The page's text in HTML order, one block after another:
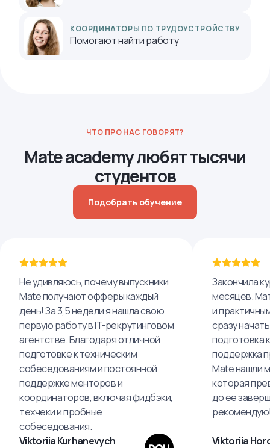
КООРДИНАТОРЫ ПО ТРУДОУСТРОЙСТВУ
Помогают найти работу
ЧТО ПРО НАС ГОВОРЯТ?
Mate academy любят тысячи
студентов
Подобрать обучение
Не удивляюсь, почему выпускники
Mate получают офферы каждый
день! За 3,5 недели я нашла свою
первую работу в IT-рекрутинговом
агентстве. Благодаря отличной
подготовке к техническим
собеседованиям и постоянной
поддержке менторов и
координаторов, включая фидбэки,
техчеки и пробные
собеседования.
Viktoriia Kurhanevych
Закончила
месяцев.
и
сразу
подготовка
поддержка
Mate нашли
которая
до ее
Viktoriia